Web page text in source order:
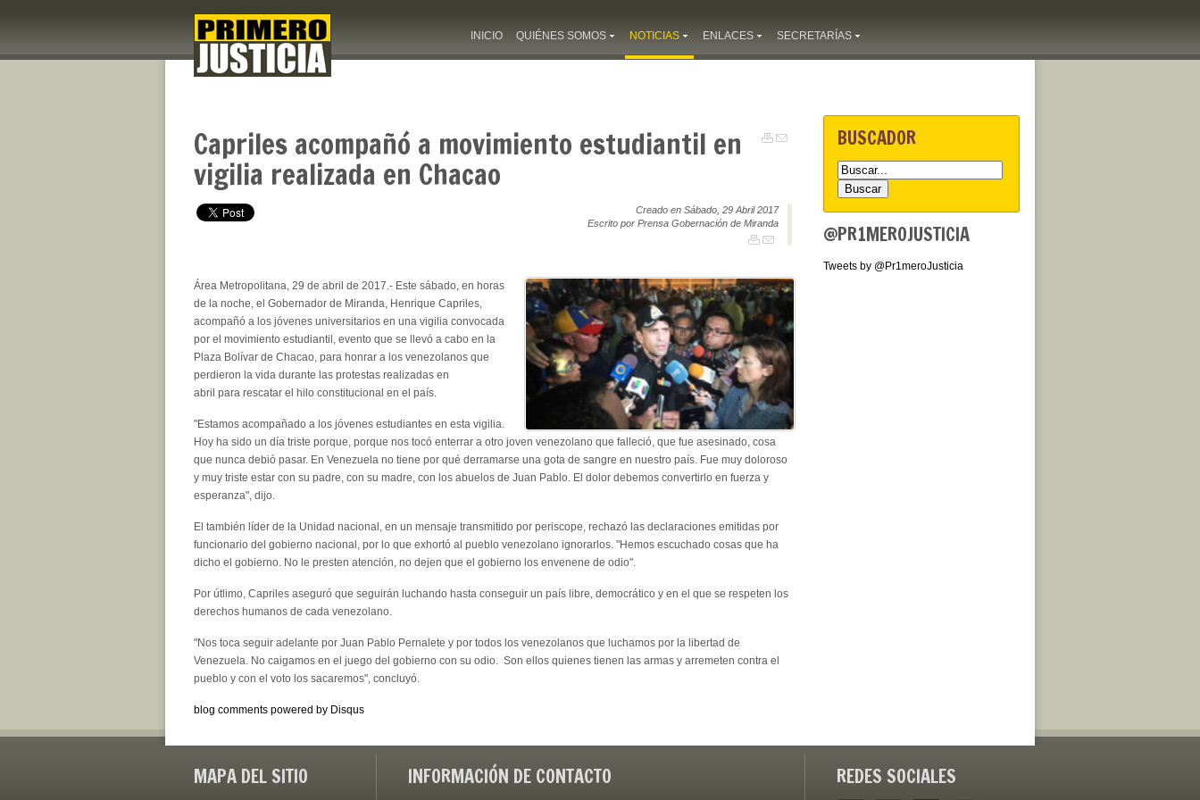
INICIO QUIÉNES SOMOS NOTICIAS ENLACES SECRETARÍAS
Capriles acompañó a movimiento estudiantil en
vigilia realizada en Chacao
Creado en Sábado, 29 Abril 2017
Escrito por Prensa Gobernación de Miranda
Área Metropolitana, 29 de abril de 2017.- Este sábado, en horas
de la noche, el Gobernador de Miranda, Henrique Capriles,
acompañó a los jóvenes universitarios en una vigilia convocada
por el movimiento estudiantil, evento que se llevó a cabo en la
Plaza Bolívar de Chacao, para honrar a los venezolanos que
perdieron la vida durante las protestas realizadas en
abril para rescatar el hilo constitucional en el país.
"Estamos acompañado a los jóvenes estudiantes en esta vigilia.
Hoy ha sido un día triste porque, porque nos tocó enterrar a otro joven venezolano que falleció, que fue asesinado, cosa
que nunca debió pasar. En Venezuela no tiene por qué derramarse una gota de sangre en nuestro país. Fue muy doloroso
y muy triste estar con su padre, con su madre, con los abuelos de Juan Pablo. El dolor debemos convertirlo en fuerza y
esperanza", dijo.
El también líder de la Unidad nacional, en un mensaje transmitido por periscope, rechazó las declaraciones emitidas por
funcionario del gobierno nacional, por lo que exhortó al pueblo venezolano ignorarlos. "Hemos escuchado cosas que ha
dicho el gobierno. No le presten atención, no dejen que el gobierno los envenene de odio".
Por útlimo, Capriles aseguró que seguirán luchando hasta conseguir un país libre, democrático y en el que se respeten los
derechos humanos de cada venezolano.
"Nos toca seguir adelante por Juan Pablo Pernalete y por todos los venezolanos que luchamos por la libertad de
Venezuela. No caigamos en el juego del gobierno con su odio. Son ellos quienes tienen las armas y arremeten contra el
pueblo y con el voto los sacaremos", concluyó.
blog comments powered by Disqus
BUSCADOR
@PR1MEROJUSTICIA
Tweets by @Pr1meroJusticia
MAPA DEL SITIO INFORMACIÓN DE CONTACTO REDES SOCIALES